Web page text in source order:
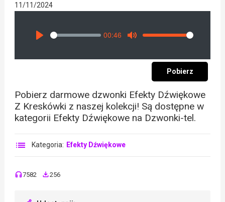
11/11/2024
Seek
00:46
Volume
Pobierz
Pobierz darmowe dzwonki Efekty Dźwiękowe
Z Kreskówki z naszej kolekcji! Są dostępne w
kategorii Efekty Dźwiękowe na Dzwonki-tel.
Kategoria: Efekty Dźwiękowe
7582 256